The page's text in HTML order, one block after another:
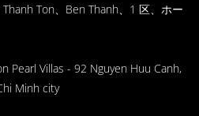
Ton、Ben Thanh、1 区、ホー
Pearl Villas - 92 Nguyen Huu Canh,
Minh city